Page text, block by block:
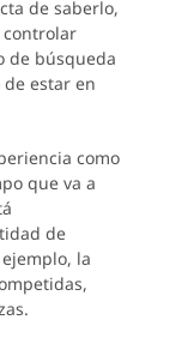
de saberlo,
de búsqueda
estar en
como
que va a
de
la